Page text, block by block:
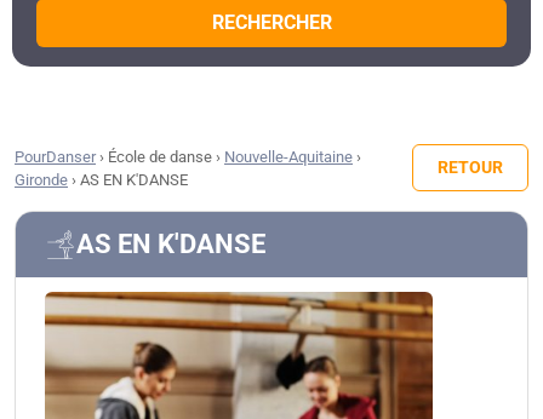
RECHERCHER
PourDanser› École de danse › Nouvelle-Aquitaine ›
Gironde › AS EN K'DANSE
RETOUR
AS EN K'DANSE